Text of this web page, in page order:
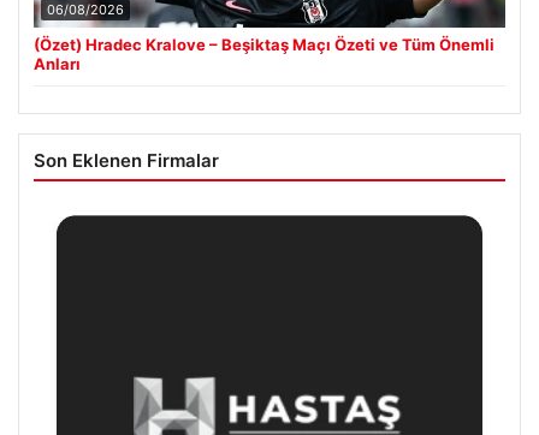
06/08/2026
(Özet) Hradec Kralove – Beşiktaş Maçı Özeti ve Tüm Önemli
Anları
Son Eklenen Firmalar